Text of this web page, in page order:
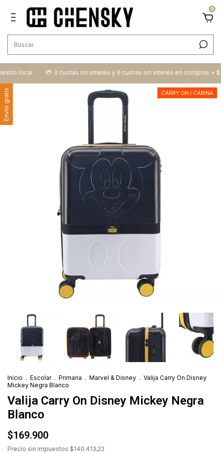
0
local 💳​ 3 cuotas sin interés y 6 cuotas sin interés en compras +
Envío gratis CARRY ON / CABINA
Inicio . Escolar . Primaria . Marvel & Disney . Valija Carry On Disney
Mickey Negra Blanco
Valija Carry On Disney Mickey Negra
Blanco
$169.900
Precio sin impuestos $140.413,22